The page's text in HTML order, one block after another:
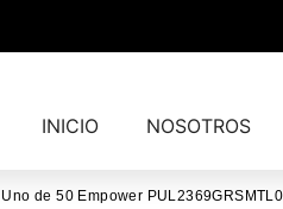
INICIO NOSOTROS
de 50 Empower